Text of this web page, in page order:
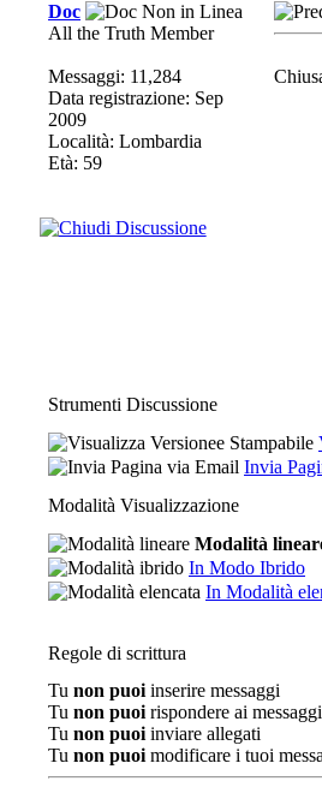
Doc
All the Truth Member
Messaggi: 11,284
Data registrazione: Sep
2009
Località: Lombardia
Età: 59
Strumenti Discussione
Invia
Modalità Visualizzazione
Modalità
In Modo Ibrido
In Modalità
Regole di scrittura
Tu non puoi inserire messaggi
Tu non puoi rispondere ai messaggi
Tu non puoi inviare allegati
Tu non puoi modificare i tuoi